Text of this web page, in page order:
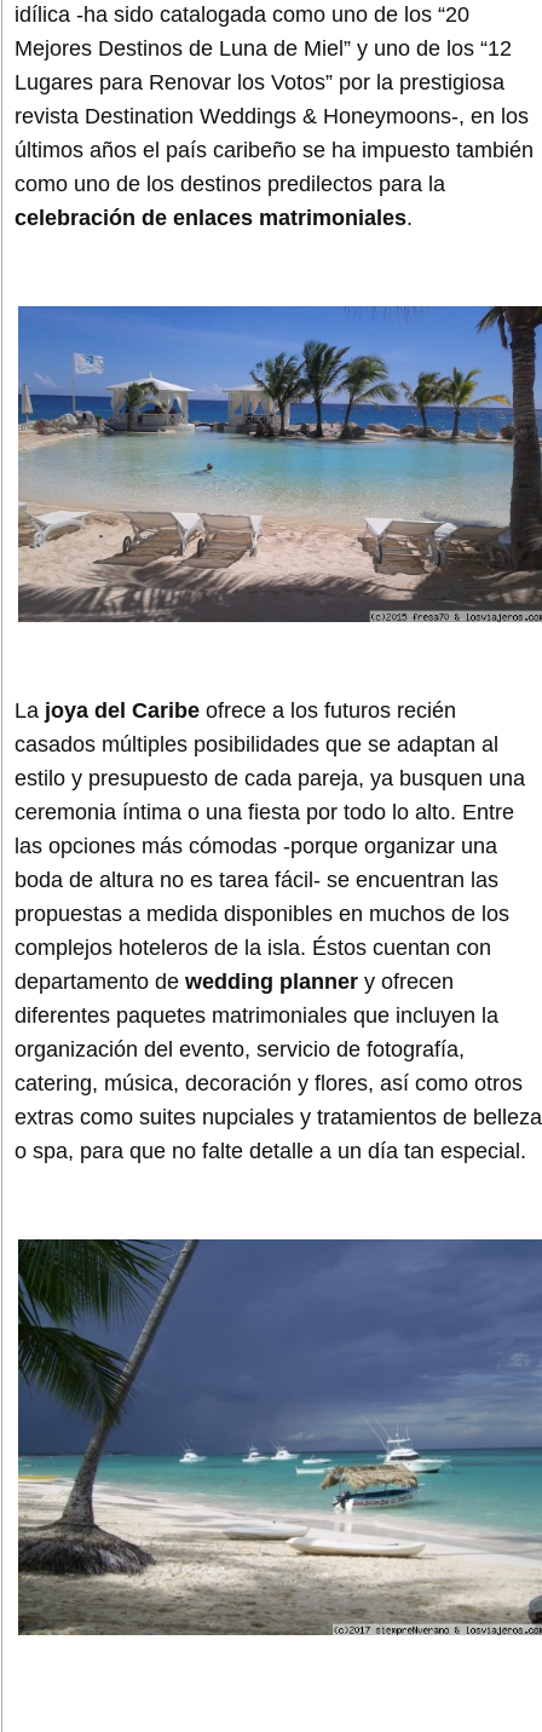
idílica -ha sido catalogada como uno de los “20
Mejores Destinos de Luna de Miel” y uno de los “12
Lugares para Renovar los Votos” por la prestigiosa
revista Destination Weddings & Honeymoons-, en los
últimos años el país caribeño se ha impuesto también
como uno de los destinos predilectos para la
celebración de enlaces matrimoniales.
La joya del Caribe ofrece a los futuros recién
casados múltiples posibilidades que se adaptan al
estilo y presupuesto de cada pareja, ya busquen una
ceremonia íntima o una fiesta por todo lo alto. Entre
las opciones más cómodas -porque organizar una
boda de altura no es tarea fácil- se encuentran las
propuestas a medida disponibles en muchos de los
complejos hoteleros de la isla. Éstos cuentan con
departamento de wedding planner y ofrecen
diferentes paquetes matrimoniales que incluyen la
organización del evento, servicio de fotografía,
catering, música, decoración y flores, así como otros
extras como suites nupciales y tratamientos de belleza
o spa, para que no falte detalle a un día tan especial.